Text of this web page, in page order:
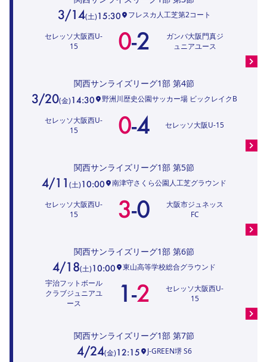
3/14(土)15:30 フレスカ人工芝第2コート
セレッソ大阪西U-
15
0-2
ガンバ大阪門真ジ
ュニアユース
関西サンライズリーグ1部 第4節
3/20(金)14:30 野洲川歴史公園サッカー場 ビックレイクB
セレッソ大阪西U-
15
0-4 セレッソ大阪U-15
関西サンライズリーグ1部 第5節
4/11 (土)10:00 南津守さくら公園人工芝グラウンド
セレッソ大阪西U-
15
3-0
大阪市ジュネッス
FC
関西サンライズリーグ1部 第6節
4/18(土)10:00 東山高等学校総合グラウンド
セレッソ大阪西U-
15
2
-
1
宇治フットボール
クラブジュニアユ
ース
関西サンライズリーグ1部 第7節
4/24(金)12:15 J-GREEN堺 S6